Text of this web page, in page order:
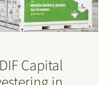
Capital